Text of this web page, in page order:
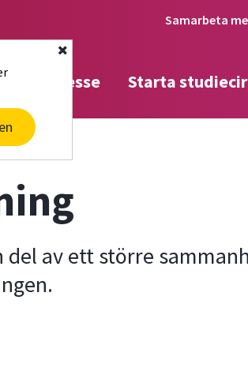
Stäng
Samarbeta
intresse Starta
av ett större